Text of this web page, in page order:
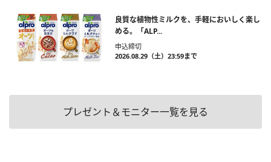
良質な植物性ミルクを、手軽においしく楽し
める。「ALP...
申込締切
2026.08.29（土）23:59まで
プレゼント＆モニター一覧を見る